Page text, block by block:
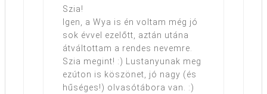
Szia!
Igen, a Wya is én voltam még jó
sok évvel ezelőtt, aztán utána
átváltottam a rendes nevemre.
Szia megint! :) Lustanyunak meg
ezúton is köszönet, jó nagy (és
hűséges!) olvasótábora van. :)